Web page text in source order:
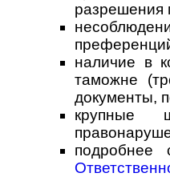
разрешения
наличие в
таможне
документы,
крупные
подробнее